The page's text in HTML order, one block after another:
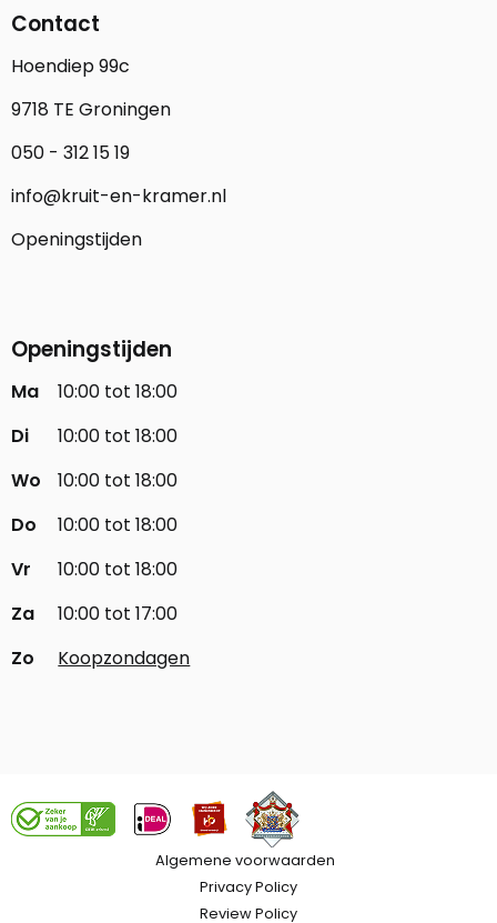
Contact
Hoendiep 99c
9718 TE Groningen
050 - 312 15 19
info@kruit-en-kramer.nl
Openingstijden
Openingstijden
Ma
10:00 tot 18:00
Di
10:00 tot 18:00
Wo
10:00 tot 18:00
Do
10:00 tot 18:00
Vr
10:00 tot 18:00
Za
10:00 tot 17:00
Zo
Koopzondagen
Algemene voorwaarden
Privacy Policy
Review Policy